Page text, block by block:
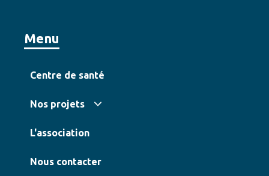
Menu
Centre de santé
Nos projets
L'association
Nous contacter